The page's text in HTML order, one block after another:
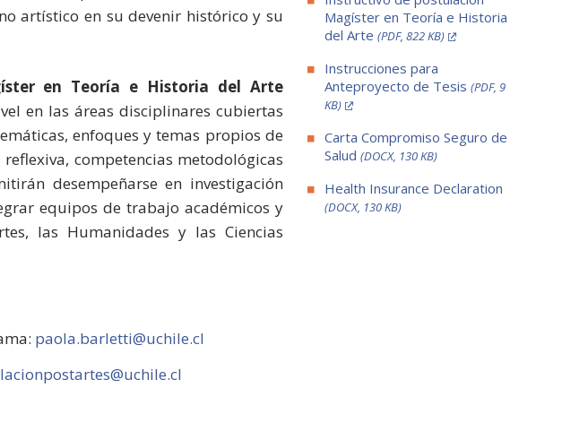
Magíster en Teoría e Historia
del Arte (PDF, 822 KB)
Instrucciones para
Anteproyecto de Tesis (PDF, 9
KB)
Carta Compromiso Seguro de
Salud (DOCX, 130 KB)
Health Insurance Declaration
(DOCX, 130 KB)
artístico en su devenir histórico y su
en Teoría e Historia del Arte
en las áreas disciplinares cubiertas
enfoques y temas propios de
competencias metodológicas
desempeñarse en investigación
equipos de trabajo académicos y
las Humanidades y las Ciencias
paola.barletti@uchile.cl